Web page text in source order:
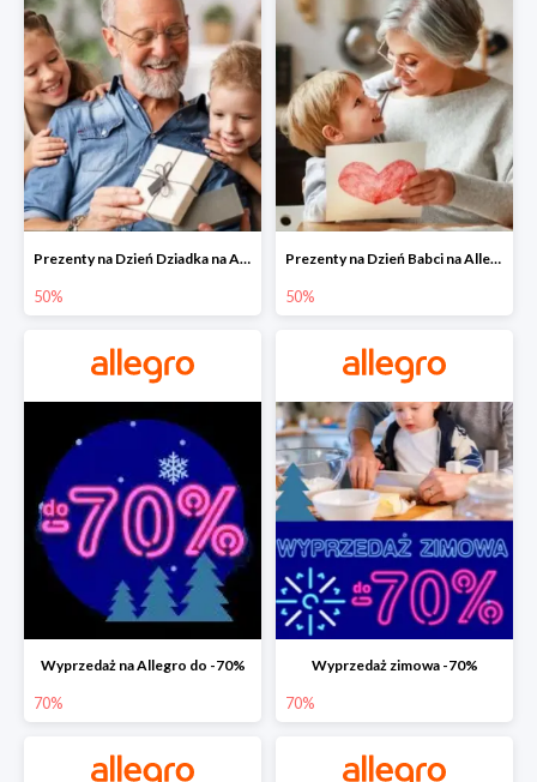
Prezenty na Dzień Dziadka na Allegro do -50%
50%
Prezenty na Dzień Babci na Allegro do -50%
50%
Wyprzedaż na Allegro do -70%
70%
Wyprzedaż zimowa -70%
70%